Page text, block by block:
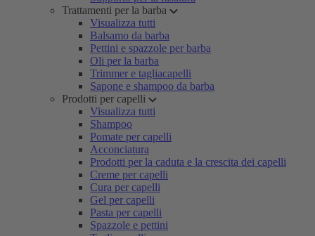
Trattamenti per la barba
Visualizza tutti
Balsamo da barba
Pettini e spazzole per barba
Oli per la barba
Trimmer e tagliacapelli
Sapone e shampoo da barba
Prodotti per capelli
Visualizza tutti
Shampoo
Pomate per capelli
Acconciatura
Prodotti per la caduta e la crescita dei capelli
Creme per capelli
Cura per capelli
Gel per capelli
Pasta per capelli
Spazzole e pettini